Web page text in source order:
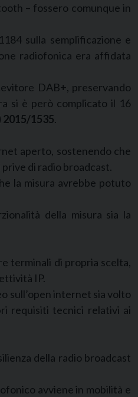
– fossero comunque in
sulla semplificazione e
radiofonica era affidata
DAB+, preservando
si è però complicato il 16
2015/1535.
aperto, sostenendo che
di radio broadcast.
la misura avrebbe potuto
della misura sia la
terminali di propria scelta,
IP.
sull’open internet sia volto
requisiti tecnici relativi ai
della radio broadcast
avviene in mobilità e